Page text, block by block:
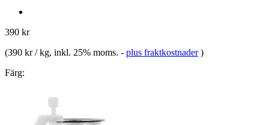
390 kr
(390 kr / kg, inkl. 25% moms. - plus fraktkostnader )
Färg: